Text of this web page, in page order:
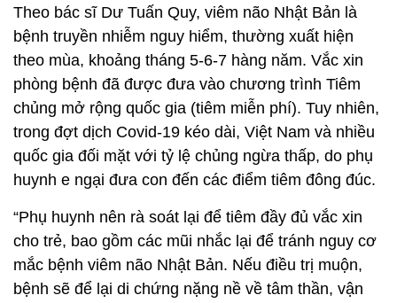
Theo bác sĩ Dư Tuấn Quy, viêm não Nhật Bản là
bệnh truyền nhiễm nguy hiểm, thường xuất hiện
theo mùa, khoảng tháng 5-6-7 hàng năm. Vắc xin
phòng bệnh đã được đưa vào chương trình Tiêm
chủng mở rộng quốc gia (tiêm miễn phí). Tuy nhiên,
trong đợt dịch Covid-19 kéo dài, Việt Nam và nhiều
quốc gia đối mặt với tỷ lệ chủng ngừa thấp, do phụ
huynh e ngại đưa con đến các điểm tiêm đông đúc.
“Phụ huynh nên rà soát lại để tiêm đầy đủ vắc xin
cho trẻ, bao gồm các mũi nhắc lại để tránh nguy cơ
mắc bệnh viêm não Nhật Bản. Nếu điều trị muộn,
bệnh sẽ để lại di chứng nặng nề về tâm thần, vận